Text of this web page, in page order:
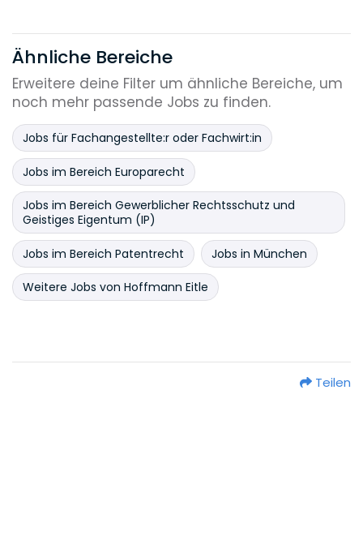
Ähnliche Bereiche
Erweitere deine Filter um ähnliche Bereiche, um
noch mehr passende Jobs zu finden.
Jobs für Fachangestellte:r oder Fachwirt:in
Jobs im Bereich Europarecht
Jobs im Bereich Gewerblicher Rechtsschutz und
Geistiges Eigentum (IP)
Jobs im Bereich Patentrecht Jobs in München
Weitere Jobs von Hoffmann Eitle
Teilen